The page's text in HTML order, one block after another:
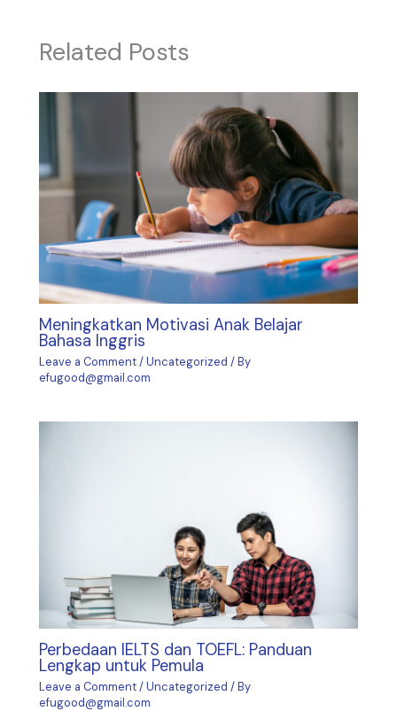
Related Posts
Meningkatkan Motivasi Anak Belajar
Bahasa Inggris
Leave a Comment/Uncategorized / By
efugood@gmail.com
Perbedaan IELTS dan TOEFL: Panduan
Lengkap untuk Pemula
Leave a Comment/Uncategorized / By
efugood@gmail.com